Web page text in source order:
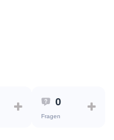
0
Fragen